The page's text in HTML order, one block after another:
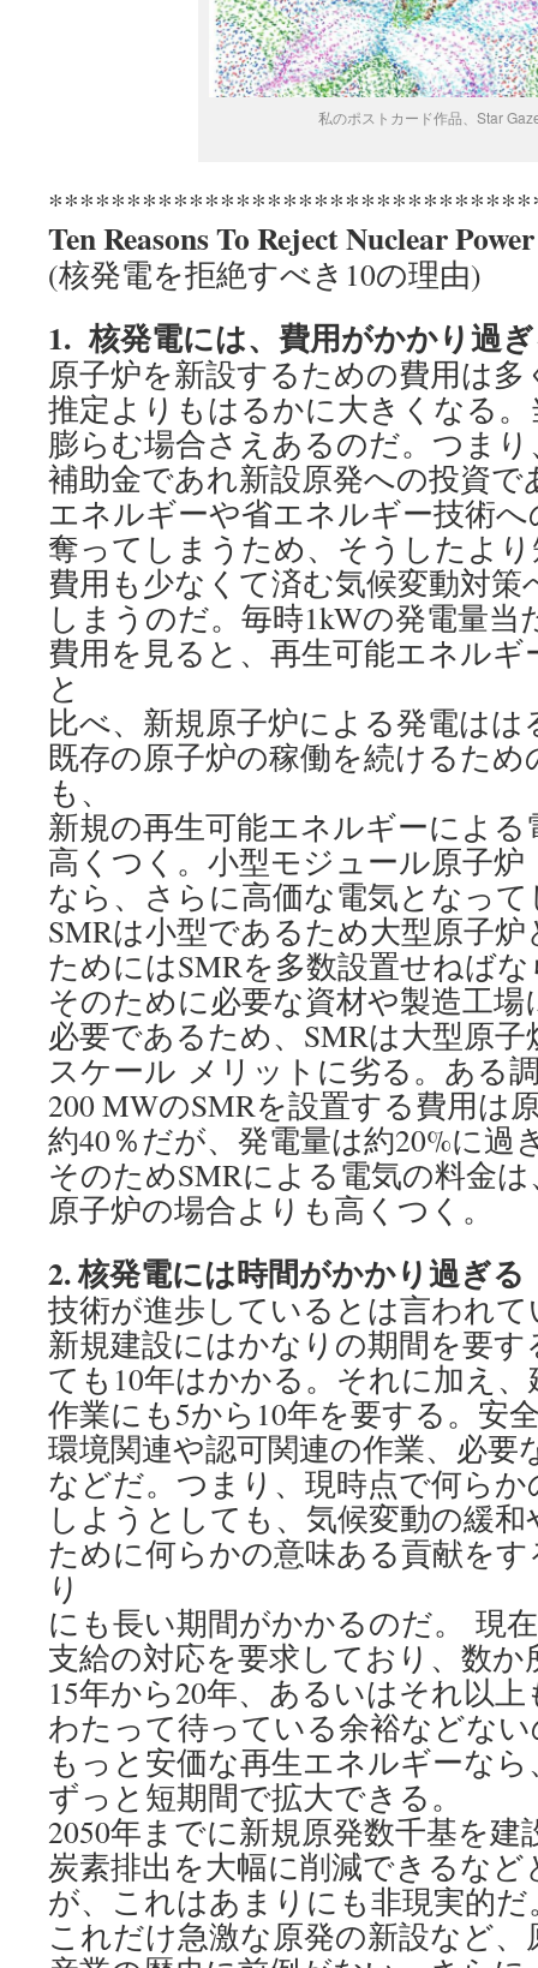
私のポストカード作品、Star
Ten Reasons To Reject Nuclear Power
(核発電を拒絶すべき10の理由)
1.核発電には、費用がかかり過
原子炉を新設するための費用は
推定よりもはるかに大きくなる
膨らむ場合さえあるのだ。つま
補助金であれ新設原発への投資で
エネルギーや省エネルギー技術
奪ってしまうため、そうしたよ
費用も少なくて済む気候変動対
しまうのだ。毎時1kWの発電量
費用を見ると、再生可能エネル
と
比べ、新規原子炉による発電は
既存の原子炉の稼働を続けるた
も、
新規の再生可能エネルギーによる
高くつく。小型モジュール原子炉
なら、さらに高価な電気となっ
SMRは小型であるため大型原子
ためにはSMRを多数設置せねば
そのために必要な資材や製造工
必要であるため、SMRは大型原子
スケール メリットに劣る。ある
200 MWのSMRを設置する費用は
約40％だが、発電量は約20%に過
そのためSMRによる電気の料金
原子炉の場合よりも高くつく。
2.核発電には時間がかかり過ぎる
技術が進歩しているとは言われ
新規建設にはかなりの期間を要
ても10年はかかる。それに加え
作業にも5から10年を要する。安
環境関連や認可関連の作業、必要
などだ。つまり、現時点で何ら
しようとしても、気候変動の緩
ために何らかの意味ある貢献を
り
にも長い期間がかかるのだ。 現
支給の対応を要求しており、数か
15年から20年、あるいはそれ以
わたって待っている余裕などな
もっと安価な再生エネルギーなら
ずっと短期間で拡大できる。
2050年までに新規原発数千基を
炭素排出を大幅に削減できるな
が、これはあまりにも非現実的だ
これだけ急激な原発の新設など、